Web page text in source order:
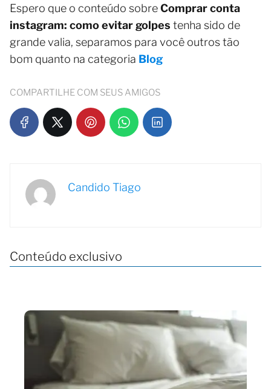
Espero que o conteúdo sobreComprar conta
instagram: como evitar golpes tenha sido de
grande valia, separamos para você outros tão
bom quanto na categoria Blog
COMPARTILHE COM SEUS AMIGOS
Candido Tiago
Conteúdo exclusivo